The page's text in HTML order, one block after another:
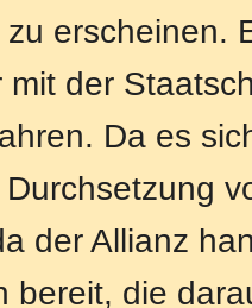
erscheinen.
mit der
Da es
der Allianz
bereit, die